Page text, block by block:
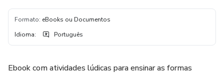
Formato: eBooks ou Documentos
Idioma: Português
Ebook com atividades lúdicas para ensinar as formas